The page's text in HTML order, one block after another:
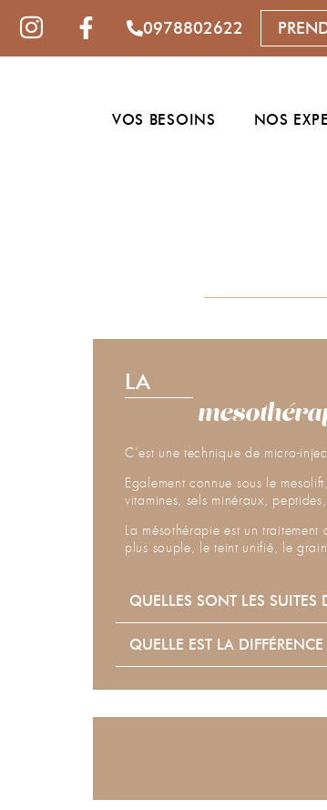
0978802622
VOS BESOINS NOS
LA
C’est une technique de micro-
Egalement connue sous le
vitamines, sels minéraux,
La mésothérapie est un
plus souple, le teint unifié, le
QUELLES SONT LES SUITES
QUELLE EST LA